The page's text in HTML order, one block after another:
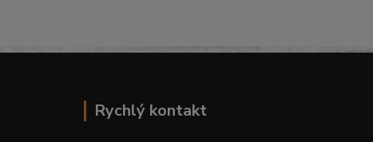
Rychlý kontakt